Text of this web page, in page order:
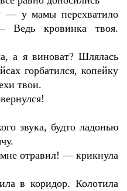
у мамы перехватило
Ведь кровинка твоя.
а я виноват? Шлялась
горбатился, копейку
твои.
звука, будто ладонью
отравил! — крикнула
в коридор. Колотила